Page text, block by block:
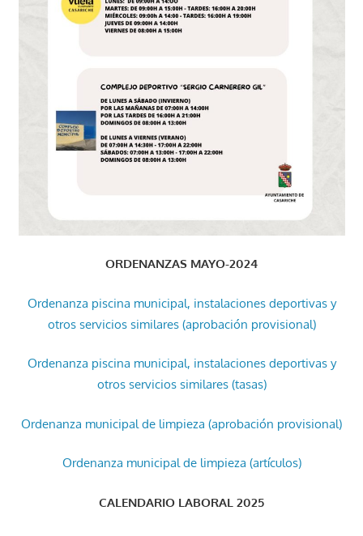
ORDENANZAS MAYO-2024
Ordenanza piscina municipal, instalaciones deportivas y
otros servicios similares (aprobación provisional)
Ordenanza piscina municipal, instalaciones deportivas y
otros servicios similares (tasas)
Ordenanza municipal de limpieza (aprobación provisional)
Ordenanza municipal de limpieza (artículos)
CALENDARIO LABORAL 2025